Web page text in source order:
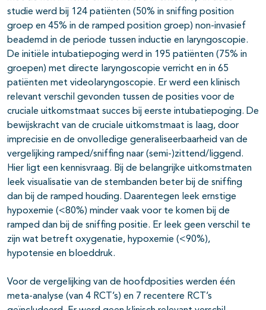
studie werd bij 124 patiënten (50% in sniffing position
groep en 45% in de ramped position groep) non-invasief
beademd in de periode tussen inductie en laryngoscopie.
De initiële intubatiepoging werd in 195 patiënten (75% in
groepen) met directe laryngoscopie verricht en in 65
patiënten met videolaryngoscopie. Er werd een klinisch
relevant verschil gevonden tussen de posities voor de
cruciale uitkomstmaat succes bij eerste intubatiepoging. De
bewijskracht van de cruciale uitkomstmaat is laag, door
imprecisie en de onvolledige generaliseerbaarheid van de
vergelijking ramped/sniffing naar (semi-)zittend/liggend.
Hier ligt een kennisvraag. Bij de belangrijke uitkomstmaten
leek visualisatie van de stembanden beter bij de sniffing
dan bij de ramped houding. Daarentegen leek ernstige
hypoxemie (<80%) minder vaak voor te komen bij de
ramped dan bij de sniffing positie. Er leek geen verschil te
zijn wat betreft oxygenatie, hypoxemie (<90%),
hypotensie en bloeddruk.
Voor de vergelijking van de hoofdposities werden één
meta-analyse (van 4 RCT’s) en 7 recentere RCT’s